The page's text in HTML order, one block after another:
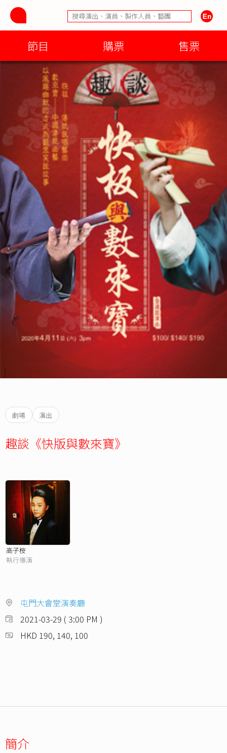
節目 購票 售票
劇場 演出
趣談《快版與數來寶》
高子桉
執行導演
屯門大會堂演奏廳
2021-03-29 ( 3:00 PM )
HKD 190, 140, 100
簡介